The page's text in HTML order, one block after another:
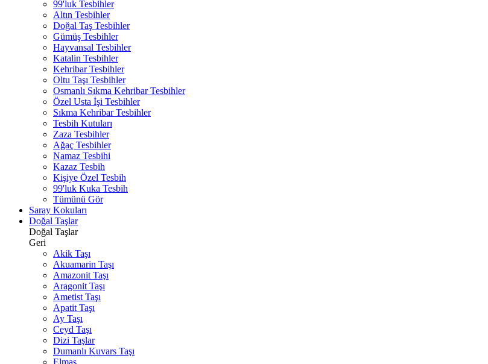
99'luk Tesbihler
Altın Tesbihler
Doğal Taş Tesbihler
Gümüş Tesbihler
Hayvansal Tesbihler
Katalin Tesbihler
Kehribar Tesbihler
Oltu Taşı Tesbihler
Osmanlı Sıkma Kehribar Tesbihler
Özel Usta İşi Tesbihler
Sıkma Kehribar Tesbihler
Tesbih Kutuları
Zaza Tesbihler
Ağaç Tesbihler
Namaz Tesbihi
Kazaz Tesbih
Kişiye Özel Tesbih
99'luk Kuka Tesbih
Tümünü Gör
Saray Kokuları
Doğal Taşlar
Doğal Taşlar
Geri
Akik Taşı
Akuamarin Taşı
Amazonit Taşı
Aragonit Taşı
Ametist Taşı
Apatit Taşı
Ay Taşı
Ceyd Taşı
Dizi Taşlar
Dumanlı Kuvars Taşı
Elmas